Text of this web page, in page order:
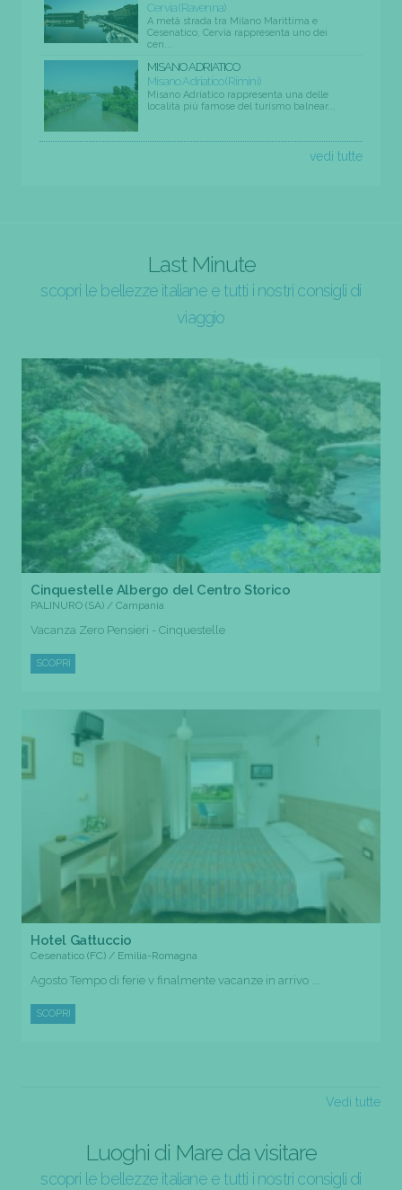
Cervia (Ravenna)
A metà strada tra Milano Marittima e
Cesenatico, Cervia rappresenta uno dei
cen...
MISANO ADRIATICO
Misano Adriatico (Rimini)
Misano Adriatico rappresenta una delle
località più famose del turismo balnear...
vedi tutte
Last Minute
scopri le bellezze italiane e tutti i nostri consigli di
viaggio
Cinquestelle Albergo del Centro Storico
PALINURO (SA) / Campania
Vacanza Zero Pensieri - Cinquestelle
SCOPRI
Hotel Gattuccio
Cesenatico (FC) / Emilia-Romagna
Agosto Tempo di ferie v finalmente vacanze in arrivo ...
SCOPRI
Vedi tutte
Luoghi di Mare da visitare
scopri le bellezze italiane e tutti i nostri consigli di